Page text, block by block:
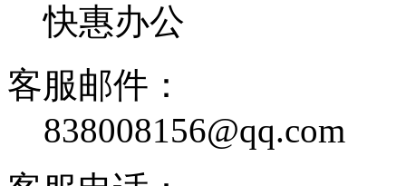
快惠办公
客服邮件：
838008156@qq.com